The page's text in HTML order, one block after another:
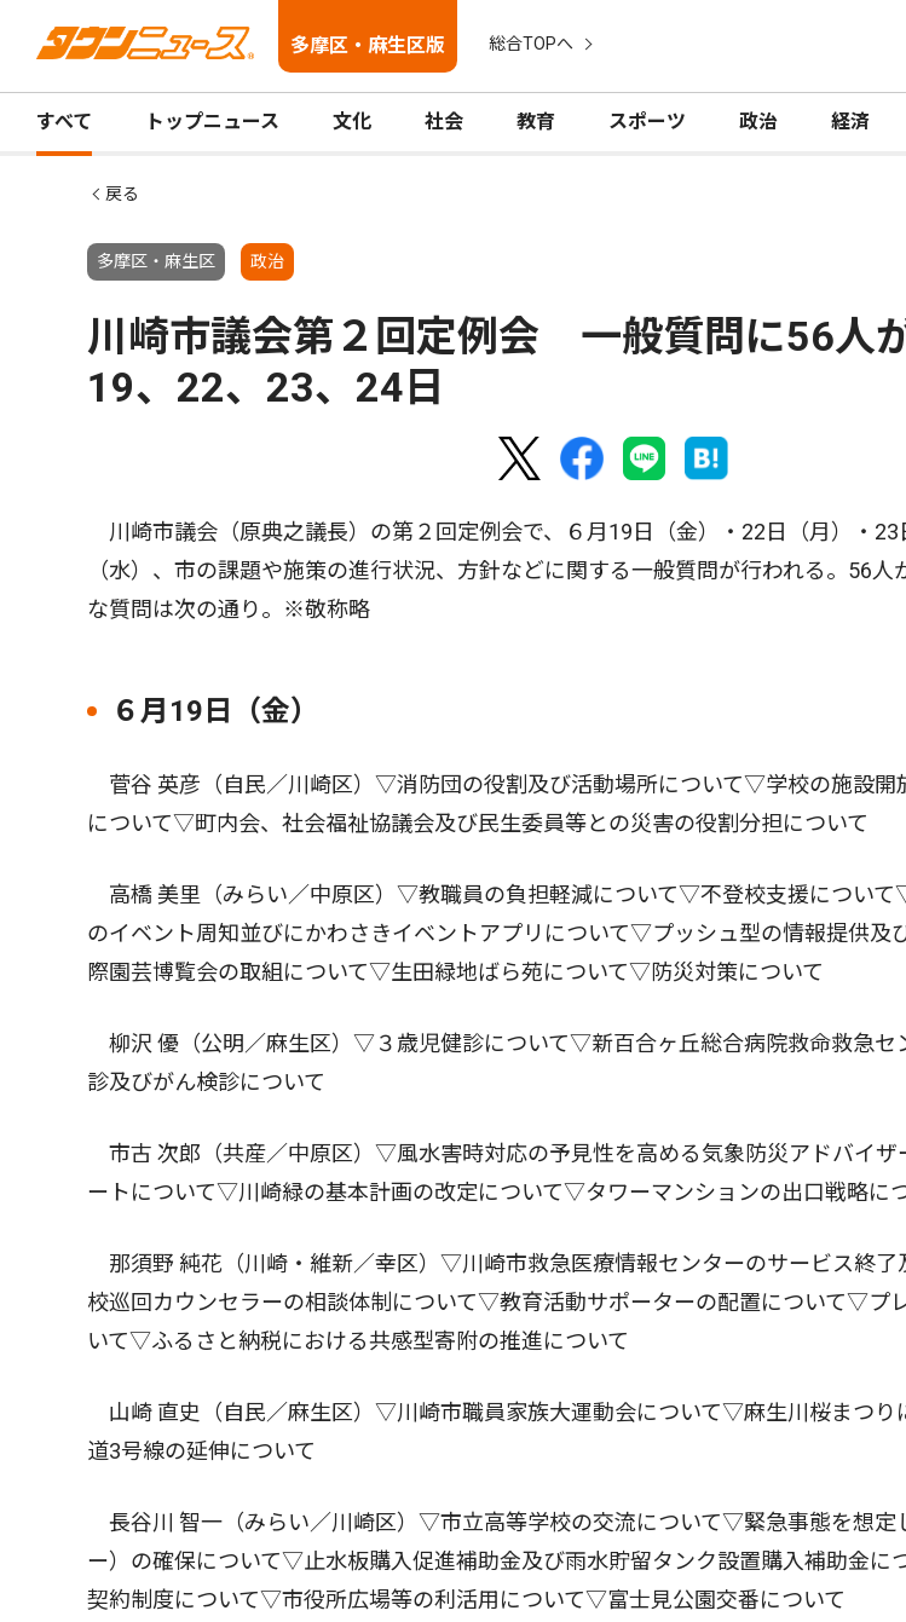
多摩区・麻生区版 総合TOPへ
すべて トップニュース 文化 社会 教育 スポーツ 政治 経済
戻る
多摩区・麻生区 政治
川崎市議会第２回定例会 一般質問に56人
19、22、23、24日
川崎市議会（原典之議長）の第２回定例会で、６月19日（金）・22日（月）・23
（水）、市の課題や施策の進行状況、方針などに関する一般質問が行われる。56人
な質問は次の通り。※敬称略
６月19日（金）
菅谷 英彦（自民／川崎区）▽消防団の役割及び活動場所について▽学校の施設開
について▽町内会、社会福祉協議会及び民生委員等との災害の役割分担について
高橋 美里（みらい／中原区）▽教職員の負担軽減について▽不登校支援について
のイベント周知並びにかわさきイベントアプリについて▽プッシュ型の情報提供及
際園芸博覧会の取組について▽生田緑地ばら苑について▽防災対策について
柳沢 優（公明／麻生区）▽３歳児健診について▽新百合ヶ丘総合病院救命救急
診及びがん検診について
市古 次郎（共産／中原区）▽風水害時対応の予見性を高める気象防災アドバイ
ートについて▽川崎緑の基本計画の改定について▽タワーマンションの出口戦略に
那須野 純花（川崎・維新／幸区）▽川崎市救急医療情報センターのサービス終
校巡回カウンセラーの相談体制について▽教育活動サポーターの配置について▽プ
いて▽ふるさと納税における共感型寄附の推進について
山崎 直史（自民／麻生区）▽川崎市職員家族大運動会について▽麻生川桜まつ
道3号線の延伸について
長谷川 智一（みらい／川崎区）▽市立高等学校の交流について▽緊急事態を想定
ー）の確保について▽止水板購入促進補助金及び雨水貯留タンク設置購入補助金に
契約制度について▽市役所広場等の利活用について▽富士見公園交番について